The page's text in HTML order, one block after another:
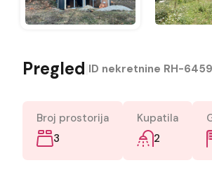
Pregled ID nekretnine RH-
Broj prostorija
3
Kupatila
2